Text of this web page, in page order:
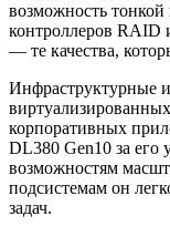
возможность
контроллеров RAID
— те качества,
Инфраструктурные
корпоративных
DL380 Gen10 за его
возможностям
подсистемам он
задач.